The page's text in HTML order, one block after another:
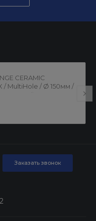
CERAMIC
/ MultiHole / Ø 150мм /
на
Заказать звонок